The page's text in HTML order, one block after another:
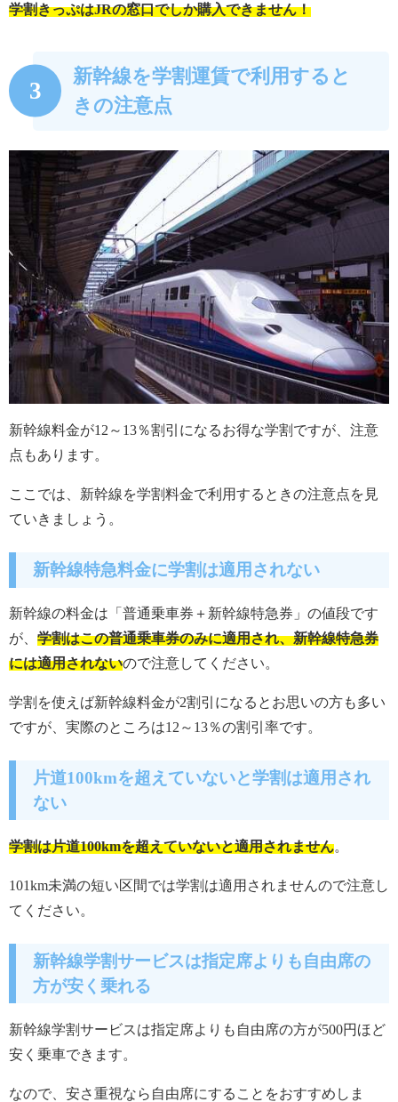
学割きっぷはJRの窓口でしか購入できません！
3
新幹線を学割運賃で利用すると
きの注意点
新幹線料金が12～13％割引になるお得な学割ですが、注意
点もあります。
ここでは、新幹線を学割料金で利用するときの注意点を見
ていきましょう。
新幹線特急料金に学割は適用されない
新幹線の料金は「普通乗車券＋新幹線特急券」の値段です
が、 学割はこの普通乗車券のみに適用され、新幹線特急券
には適用されないので注意してください。
学割を使えば新幹線料金が2割引になるとお思いの方も多い
ですが、実際のところは12～13％の割引率です。
片道100kmを超えていないと学割は適用され
ない
学割は片道100kmを超えていないと適用されません。
101km未満の短い区間では学割は適用されませんので注意し
てください。
新幹線学割サービスは指定席よりも自由席の
方が安く乗れる
新幹線学割サービスは指定席よりも自由席の方が500円ほど
安く乗車できます。
なので、安さ重視なら自由席にすることをおすすめしま